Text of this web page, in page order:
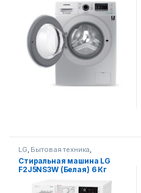
LG, Бытовая техника,
Стиральные машины
Стиральная машина LG
F2J5NS3W (Белая) 6 Кг